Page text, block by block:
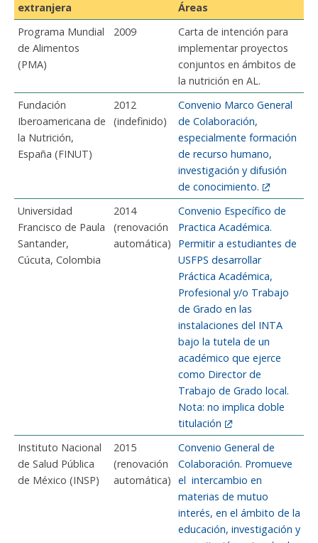
extranjera
Áreas
Programa Mundial
de Alimentos
(PMA)
2009
Carta de intención para
implementar proyectos
conjuntos en ámbitos de
la nutrición en AL.
Fundación
Iberoamericana de
la Nutrición,
España (FINUT)
2012
(indefinido)
Convenio Marco General
de Colaboración,
especialmente formación
de recurso humano,
investigación y difusión
de conocimiento.
Universidad
Francisco de Paula
Santander,
Cúcuta, Colombia
2014
(renovación
automática)
Convenio Específico de
Practica Académica.
Permitir a estudiantes de
USFPS desarrollar
Práctica Académica,
Profesional y/o Trabajo
de Grado en las
instalaciones del INTA
bajo la tutela de un
académico que ejerce
como Director de
Trabajo de Grado local.
Nota: no implica doble
titulación
Instituto Nacional
de Salud Pública
de México (INSP)
2015
(renovación
automática)
Convenio General de
Colaboración. Promueve
el intercambio en
materias de mutuo
interés, en el ámbito de la
educación, investigación y